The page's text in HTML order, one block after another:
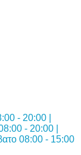
- 20:00 |
- 20:00 |
08:00 - 15:00